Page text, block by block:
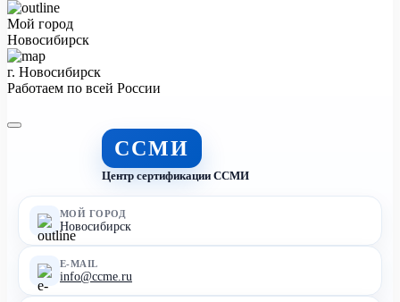
Мой город
Новосибирск
г. Новосибирск
Работаем по всей России
ССМИ
Центр сертификации ССМИ
МОЙ ГОРОД
Новосибирск
E-MAIL
info@ccme.ru